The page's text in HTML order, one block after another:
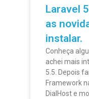
Laravel
as
instalar.
Conheça
achei mais
5.5. Depois
Framework
DialHost e